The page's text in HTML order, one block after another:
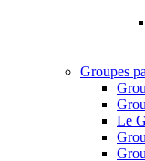
Groupes
Le